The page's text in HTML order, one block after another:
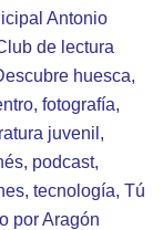
Antonio
de lectura
huesca,
, fotografía,
juvenil ,
, podcast,
, tecnología, Tú
por Aragón